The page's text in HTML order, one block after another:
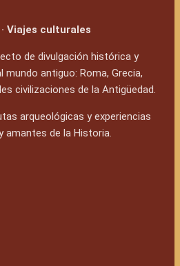
Viajes culturales
de divulgación histórica y
mundo antiguo: Roma, Grecia,
civilizaciones de la Antigüedad.
arqueológicas y experiencias
amantes de la Historia.